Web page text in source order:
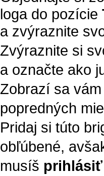
loga do pozície
a zvýraznite
Zvýraznite si
a označte ako
Zobrazí sa
popredných
Pridaj si túto
obľúbené,
musíš prihlásiť